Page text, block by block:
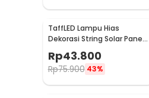
TaffLED Lampu Hias
Dekorasi String Solar Panel
30 LED 8 Mode 6.5M - 896
Rp43.800
Rp75.900 43%